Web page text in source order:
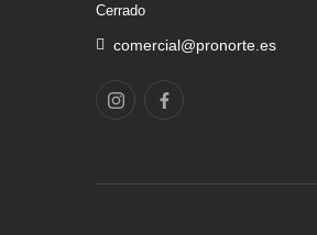
Cerrado
comercial@pronorte.es